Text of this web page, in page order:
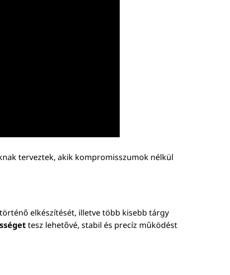
terveztek, akik kompromisszumok nélkül
elkészítését, illetve több kisebb tárgy
tesz lehetővé, stabil és precíz működést